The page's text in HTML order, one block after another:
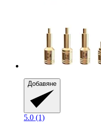
Добавяне
5.0 (1)